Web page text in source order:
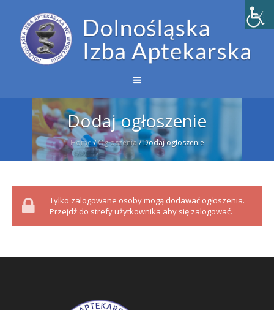
Dodaj ogłoszenie
Home/Ogłoszenia/Dodaj ogłoszenie
Tylko zalogowane osoby mogą dodawać ogłoszenia.
Przejdź do strefy użytkownika aby się zalogować.